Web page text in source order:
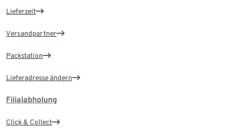
Lieferzeit
Versandpartner
Packstation
Lieferadresse ändern
Filialabholung
Click & Collect